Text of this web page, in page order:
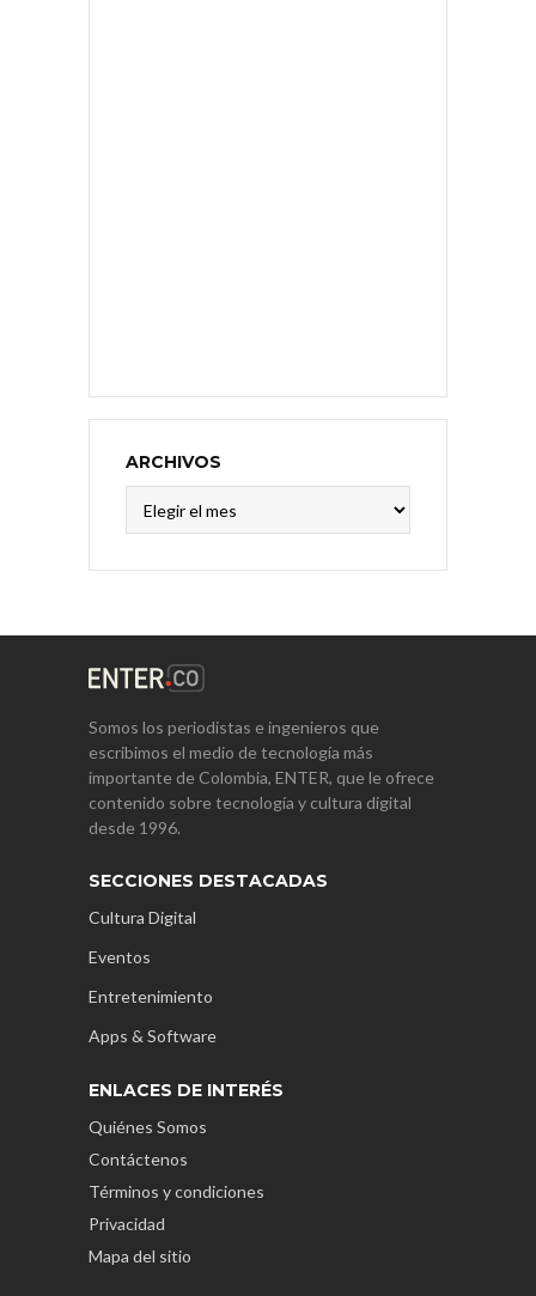
ARCHIVOS
Somos los periodistas e ingenieros que
escribimos el medio de tecnología más
importante de Colombia, ENTER, que le ofrece
contenido sobre tecnología y cultura digital
desde 1996.
SECCIONES DESTACADAS
Cultura Digital
Eventos
Entretenimiento
Apps & Software
ENLACES DE INTERÉS
Quiénes Somos
Contáctenos
Términos y condiciones
Privacidad
Mapa del sitio